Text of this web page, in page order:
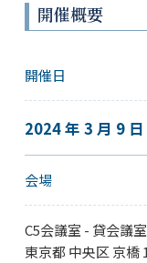
開催概要
開催日
2024 年 3 月 9
会場
C5会議室 - 貸会議
東京都 中央区 京橋